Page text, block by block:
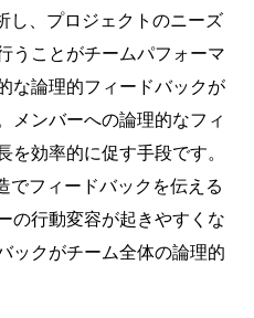
し、プロジェクトのニーズ
うことがチームパフォーマ
な論理的フィードバックが
メンバーへの論理的なフィ
効率的に促す手段です。
フィードバックを伝える
の行動変容が起きやすくな
ックがチーム全体の論理的